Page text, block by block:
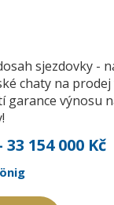
sjezdovky -
chaty na prodej
garance výnosu
33 154 000 Kč